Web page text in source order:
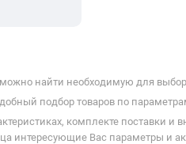
можно найти необходимую для
подбор товаров по
комплекте поставки и
интересующие Вас параметры и